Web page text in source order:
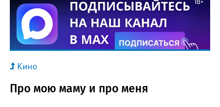
Кино
Про мою маму и про меня